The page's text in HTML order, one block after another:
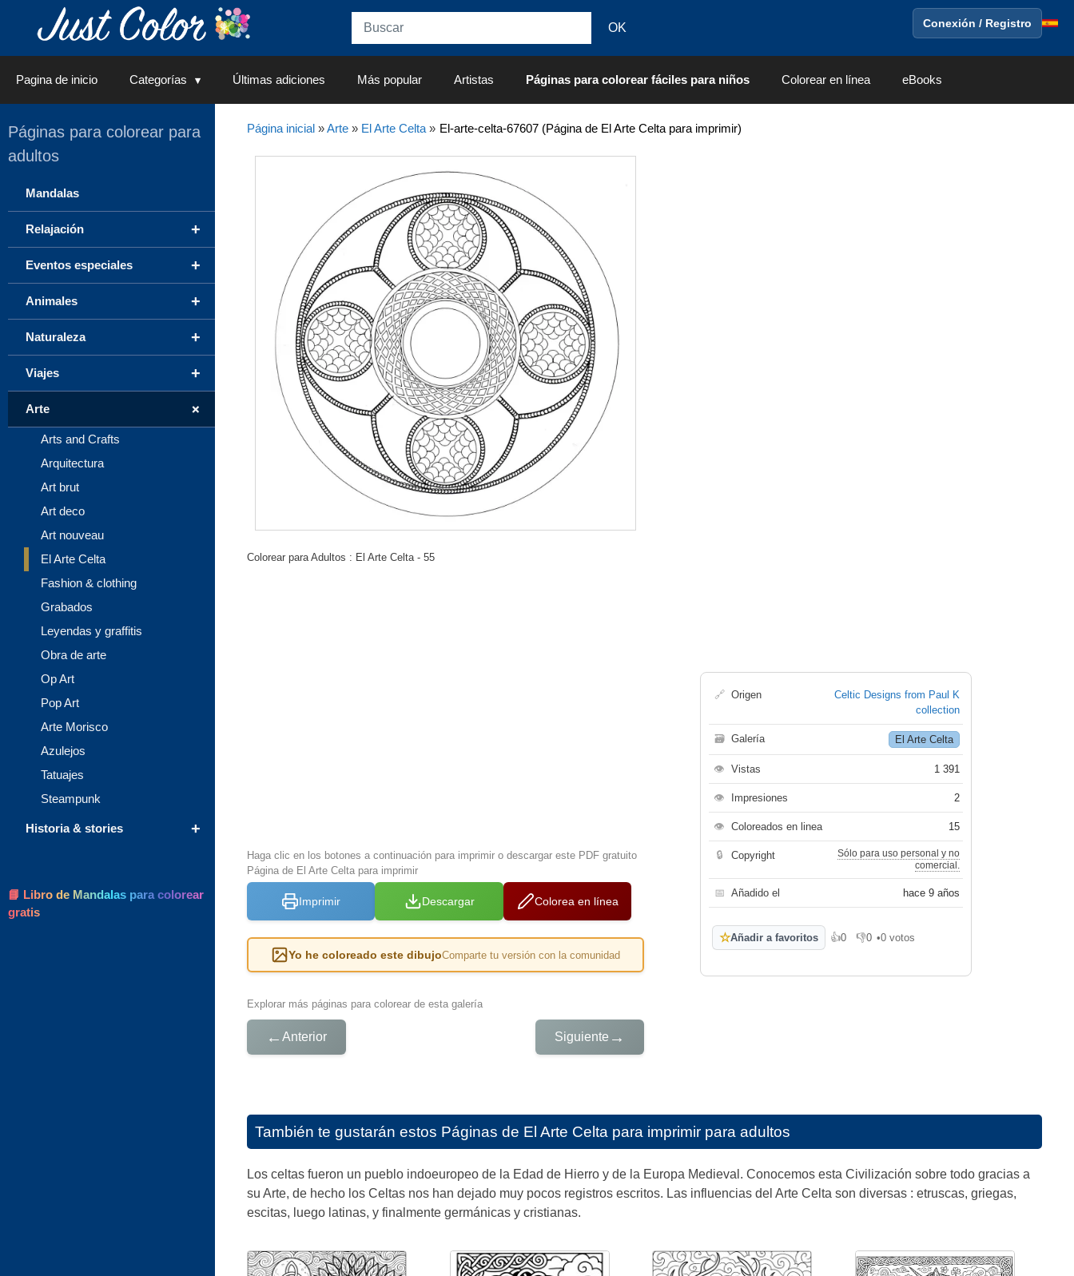
Conexión / Registro
Pagina de inicio Categorías Últimas adiciones Más popular Artistas Páginas para colorear fáciles para niños Colorear en línea eBooks
Página inicial»Arte» El Arte Celta» El-arte-celta-67607 (Página de El Arte Celta para imprimir)
Colorear para Adultos : El Arte Celta - 55
Haga clic en los botones a continuación para imprimir o descargar este PDF gratuito
Página de El Arte Celta para imprimir
Imprimir Descargar Colorea en línea
Yo he coloreado este dibujoComparte tu versión con la comunidad
Explorar más páginas para colorear de esta galería
← Anterior Siguiente →
🔗 Origen
Celtic Designs from Paul K
collection
🗃 Galería El Arte Celta
👁 Vistas 1 391
👁 Impresiones 2
👁 Coloreados en linea 15
🔒 Copyright
Sólo para uso personal y no
comercial.
📅 Añadido el hace 9 años
☆Añadir a favoritos 👍0
Me gusta
👎0
No me gusta
•0 votos
También te gustarán estos Páginas de El Arte Celta para imprimir para adultos
Los celtas fueron un pueblo indoeuropeo de la Edad de Hierro y de la Europa Medieval. Conocemos esta Civilización sobre todo gracias a
su Arte, de hecho los Celtas nos han dejado muy pocos registros escritos. Las influencias del Arte Celta son diversas : etruscas, griegas,
escitas, luego latinas, y finalmente germánicas y cristianas.
Páginas para colorear para
adultos
Mandalas
+
Relajación
+
Eventos especiales
+
Animales
+
Naturaleza
+
Viajes
+
Arte
Arts and Crafts
Arquitectura
Art brut
Art deco
Art nouveau
El Arte Celta
Fashion & clothing
Grabados
Leyendas y graffitis
Obra de arte
Op Art
Pop Art
Arte Morisco
Azulejos
Tatuajes
Steampunk
+
Historia & stories
📘 Libro de Mandalas para colorear
gratis